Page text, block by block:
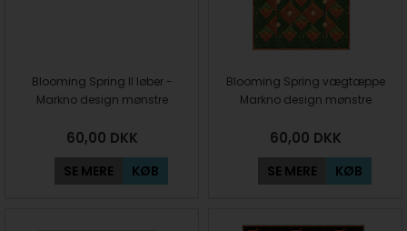
Blooming Spring II løber -
Markno design mønstre
60,00 DKK
SE MERE KØB
Blooming Spring vægtæppe
Markno design mønstre
60,00 DKK
SE MERE KØB